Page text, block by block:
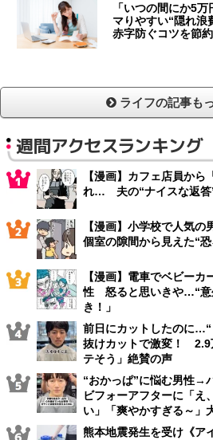
「いつの間にか5
マりやすい“隠れ
赤字防ぐコツを節
ライフの記事も
週間アクセスランキング
【漫画】カフェ店員か
れ… 夫の“ナイスな返答
【漫画】小学校で人気
個室の隙間から見えた“
【漫画】電車でベビー
性 怒ると思いきや…“意
き！」
前日にカットしたのに
抜けカットで激変！ 2.9
テそう」絶賛の声
“おかっぱ”に悩む男性→
ビフォーアフターに「え
い」「爽やかすぎる～」
熊本地震発生を受け《ア